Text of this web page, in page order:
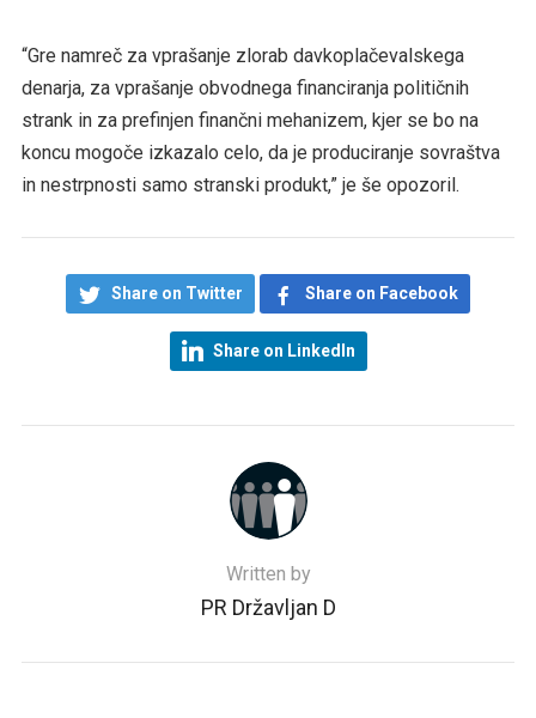
“Gre namreč za vprašanje zlorab davkoplačevalskega
denarja, za vprašanje obvodnega financiranja političnih
strank in za prefinjen finančni mehanizem, kjer se bo na
koncu mogoče izkazalo celo, da je produciranje sovraštva
in nestrpnosti samo stranski produkt,” je še opozoril.
Share on Twitter Share on Facebook
Share on LinkedIn
Written by
PR Državljan D